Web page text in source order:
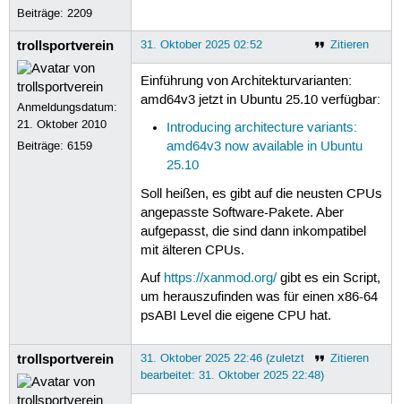
Beiträge:2209
trollsportverein
Anmeldungsdatum:
21. Oktober 2010
Beiträge:6159
Zitieren
31. Oktober 2025 02:52
Einführung von Architekturvarianten:
amd64v3 jetzt in Ubuntu 25.10 verfügbar:
Introducing architecture variants:
amd64v3 now available in Ubuntu
25.10
Soll heißen, es gibt auf die neusten CPUs
angepasste Software-Pakete. Aber
aufgepasst, die sind dann inkompatibel
mit älteren CPUs.
Auf https://xanmod.org/gibt es ein Script,
um herauszufinden was für einen x86-64
psABI Level die eigene CPU hat.
trollsportverein Zitieren
31. Oktober 2025 22:46 (zuletzt
bearbeitet: 31. Oktober 2025 22:48)